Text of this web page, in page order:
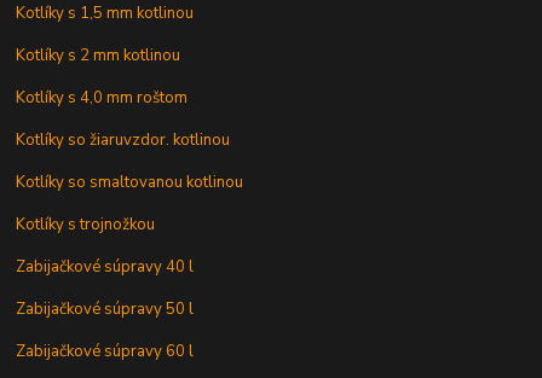
Kotlíky s 1,5 mm kotlinou
Kotlíky s 2 mm kotlinou
Kotlíky s 4,0 mm roštom
Kotlíky so žiaruvzdor. kotlinou
Kotlíky so smaltovanou kotlinou
Kotlíky s trojnožkou
Zabijačkové súpravy 40 l
Zabijačkové súpravy 50 l
Zabijačkové súpravy 60 l